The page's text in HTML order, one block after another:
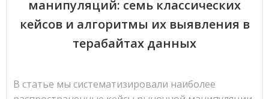
манипуляций: семь классических
кейсов и алгоритмы их выявления в
терабайтах данных
В статье мы систематизировали наиболее